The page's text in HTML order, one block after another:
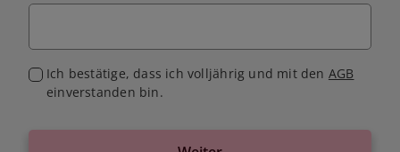
Ich bestätige, dass ich volljährig und mit den AGB
einverstanden bin.